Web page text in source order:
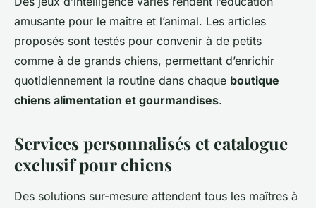
amusante pour le maître et l’animal. Les articles
proposés sont testés pour convenir à de petits
comme à de grands chiens, permettant d’enrichir
quotidiennement la routine dans chaque boutique
chiens alimentation et gourmandises.
Services personnalisés et catalogue
exclusif pour chiens
Des solutions sur-mesure attendent tous les maîtres à